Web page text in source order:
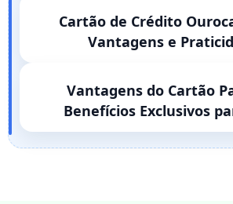
Cartão de Crédito
Vantagens e
Vantagens do Cartão
Benefícios Exclusivos